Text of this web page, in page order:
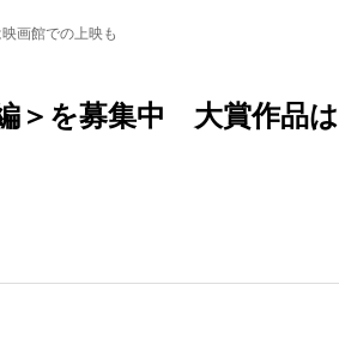
画館での上映も
＞を募集中 大賞作品